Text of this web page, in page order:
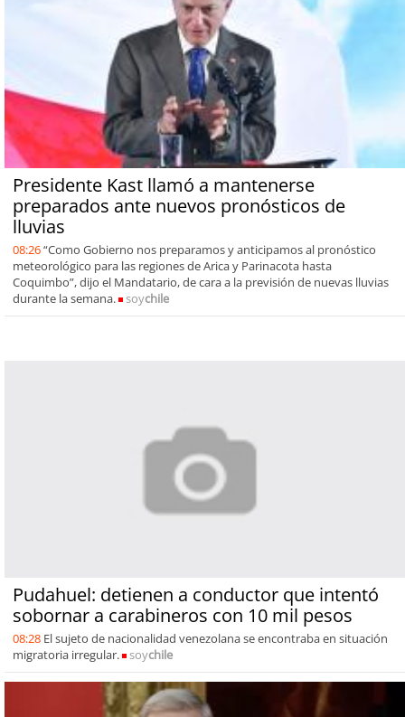
Presidente Kast llamó a mantenerse
preparados ante nuevos pronósticos de
lluvias
08:26“Como Gobierno nos preparamos y anticipamos al pronóstico
meteorológico para las regiones de Arica y Parinacota hasta
Coquimbo”, dijo el Mandatario, de cara a la previsión de nuevas lluvias
durante la semana.
soychile
Pudahuel: detienen a conductor que intentó
sobornar a carabineros con 10 mil pesos
08:28 El sujeto de nacionalidad venezolana se encontraba en situación
migratoria irregular.
soychile